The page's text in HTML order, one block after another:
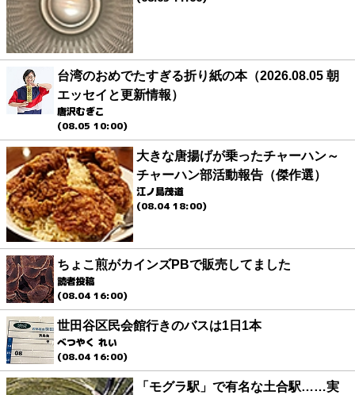
台湾のおめでたすぎる折り紙の本（2026.08.05 朝
エッセイと更新情報）
唐沢むぎこ
(08.05 10:00)
大きな唐揚げが乗ったチャーハン～
チャーハン部活動報告（傑作選）
江ノ島茂道
(08.04 18:00)
ちょこ煎がカインズPBで販売してました
読者投稿
(08.04 16:00)
世田谷区民会館行きのバスは1日1本
べつやく れい
(08.04 16:00)
「モグラ駅」で有名な土合駅……実